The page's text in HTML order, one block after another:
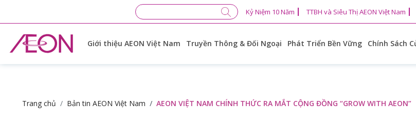
Giới thiệu AEON Việt Nam Truyền Thông & Đối Ngoại Phát Triển Bền Vững Chính Sách
Kỷ Niệm 10 Năm TTBH và Siêu Thị AEON Việt Nam
Trang chủ Bản tin AEON Việt Nam AEON VIỆT NAM CHÍNH THỨC RA MẮT CỘNG ĐỒNG “GROW WITH AEON”